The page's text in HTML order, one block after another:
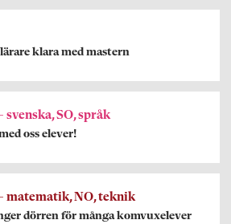
klara med mastern
SO, språk
oss elever!
matematik, NO, teknik
dörren för många komvuxelever